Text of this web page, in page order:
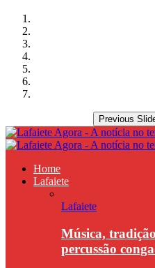
Previous
Home
Lafaiete
Lafaiete
Música,
percussão